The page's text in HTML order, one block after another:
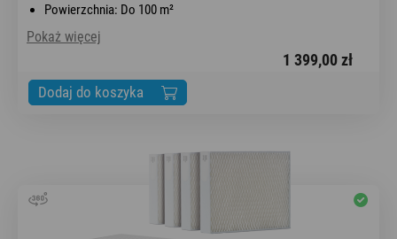
Powierzchnia: Do 100 m²
Pokaż więcej
1 399,00 zł
Dodaj do koszyka